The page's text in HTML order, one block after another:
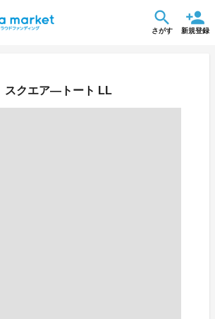
さがす 新規登録
スクエア―トート LL